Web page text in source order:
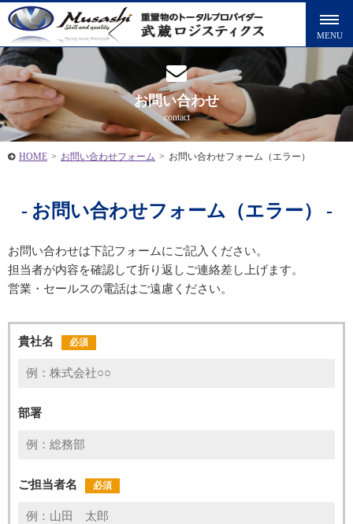
お問い合わせ
contact
HOME > お問い合わせフォーム > お問い合わせフォーム（エラー）
お問い合わせフォーム（エラー）
お問い合わせは下記フォームにご記入ください。
担当者が内容を確認して折り返しご連絡差し上げます。
営業・セールスの電話はご遠慮ください。
貴社名 必須
部署
ご担当者名 必須